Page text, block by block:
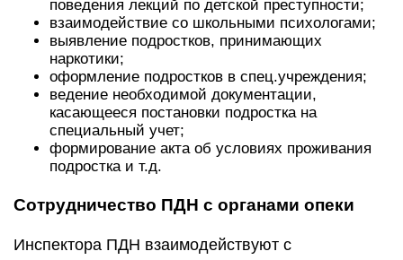
поведения лекций по детской преступности;
взаимодействие со школьными психологами;
выявление подростков, принимающих
наркотики;
оформление подростков в спец.учреждения;
ведение необходимой документации,
касающееся постановки подростка на
специальный учет;
формирование акта об условиях проживания
подростка и т.д.
Сотрудничество ПДН с органами опеки
Инспектора ПДН взаимодействуют с